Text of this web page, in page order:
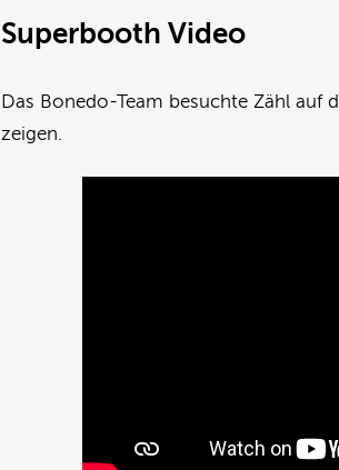
Superbooth Video
Das Bonedo-Team besuchte Zähl auf
zeigen.